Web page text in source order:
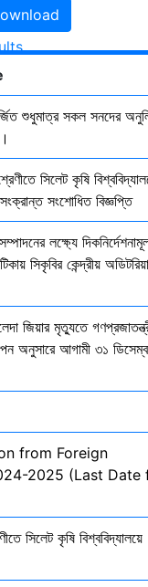
শুধুমাত্র সকল সনদের
সিলেট কৃষি
সংশোধিত বিজ্ঞপ্তি
লক্ষ্যে
সিকৃবির কেন্দ্রীয়
জিয়ার মৃত্যুতে
অনুসারে আগামী ৩১
from Foreign
2025 (Last Date
সিলেট কৃষি বিশ্ববিদ্যালয়ে